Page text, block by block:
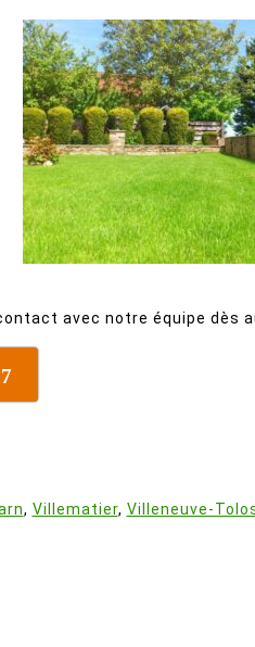
avec notre équipe dès
, Villematier, Villeneuve-